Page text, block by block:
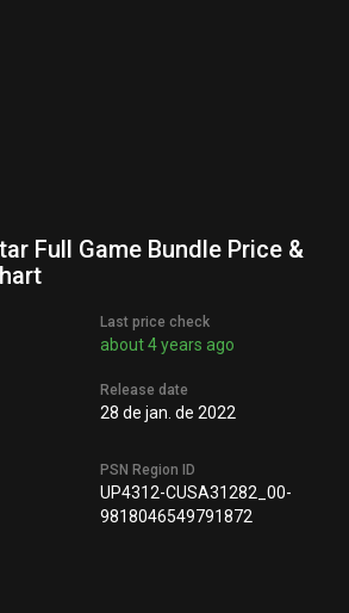
Full Game Bundle Price &
Last price check
about 4 years ago
Release date
28 de jan. de 2022
PSN Region ID
UP4312-CUSA31282_00-
9818046549791872